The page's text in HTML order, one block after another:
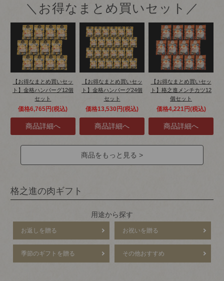
＼お得なまとめ買いセット／
【お得なまとめ買いセッ
ト】金格ハンバーグ12個
セット
価格6,765円(税込)
【お得なまとめ買いセッ
ト】金格ハンバーグ24個
セット
価格13,530円(税込)
【お得なまとめ買いセッ
ト】格之進メンチカツ12
個セット
価格4,221円(税込)
商品をもっと見る >
格之進の肉ギフト
用途から探す
お返しを贈る お祝いを贈る
季節のギフトを贈る その他おすすめ